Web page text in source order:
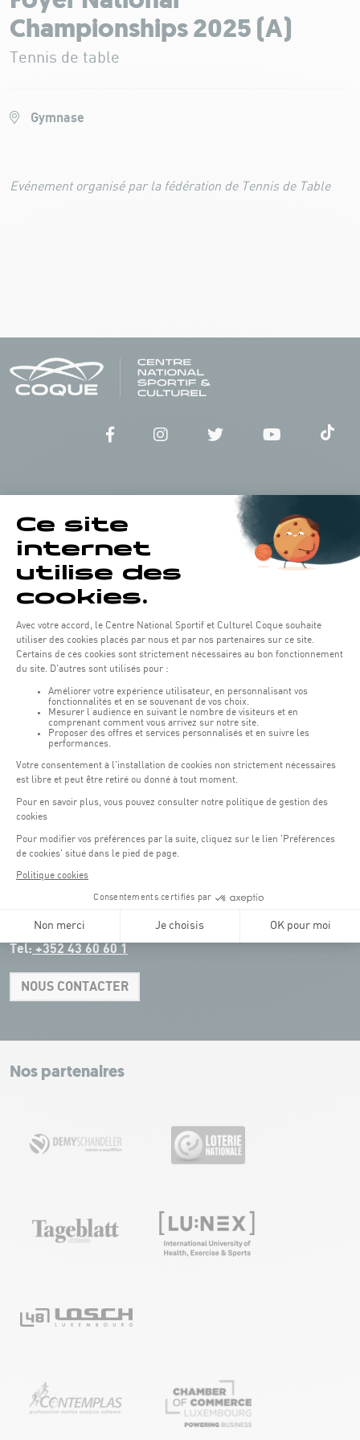
Championships 2025 (A)
Tennis de table
Gymnase
Evénement organisé par la fédération de Tennis de Table
Horaires d'ouverture du batiment de la Coque :
Lundi - vendredi : 06h30 - 22h00
Weekend : 07h30 - 19h00
Pensez à vous informer des horaires d'ouverture de chaque activité.
Accès :
COQUE • 2 rue Léon Hengen, Luxembourg (L-1745)
Parkings:
Parking Coque: payant -3 heures offertes pour les
restreintes. Veuillez privilégier les transports en commun dans la mesure du
Erasme (150m) : payant.
(3)Konrad Adenauer (1 km)
Place de l'Europe (1.1 km) : payant, connexion Tram.
Tel: +352 43 60 60 1
NOUS CONTACTER
+
−
Leaflet|Map tiles by Carto, under CC BY 3.0. Data by OpenStreetMap, under
Nos partenaires